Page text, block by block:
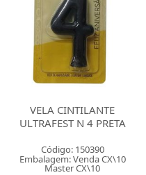
VELA CINTILANTE
ULTRAFEST N 4 PRETA
Código: 150390
Embalagem: Venda CX\10
Master CX\10